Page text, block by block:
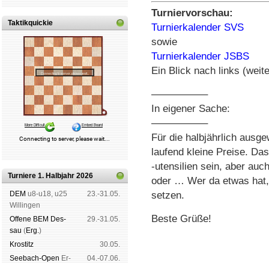
Taktikquickie
Turniere 1. Halbjahr 2026
DEM u8-u18, u25
Wil­lin­gen
23.-31.05.
Offene BEM Des­
sau (Erg.)
29.-31.05.
Kros­titz
30.05.
See­bach-Open Er­ 04.-07.06.
Turniervorschau:
Turnierkalender SVS
sowie
Turnierkalender JSBS
Ein Blick nach links
—————–
In eigener Sache:
—————–
Für die halbjährlich
laufend kleine Preise.
-utensilien sein, aber
oder … Wer da etwas
setzen.
Beste Grüße!